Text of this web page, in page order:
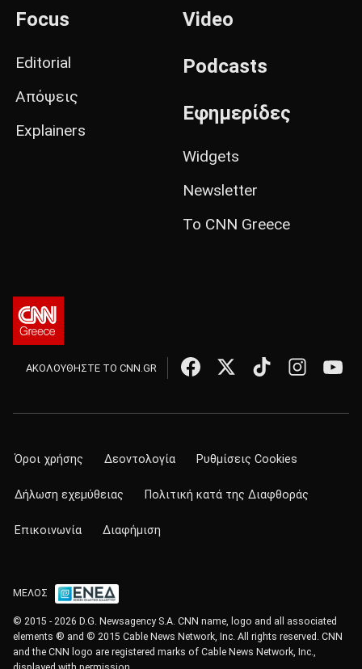
Focus
Editorial
Απόψεις
Explainers
Video
Podcasts
Εφημερίδες
Widgets
Newsletter
Το CNN Greece
ΑΚΟΛΟΥΘΗΣΤΕ ΤΟ CNN.GR
Όροι χρήσης Δεοντολογία Ρυθμίσεις Cookies
Δήλωση εχεμύθειας Πολιτική κατά της Διαφθοράς
Επικοινωνία Διαφήμιση
ΜΕΛΟΣ
© 2015 - 2026 D.G. Newsagency S.A. CNN name, logo and all associated
elements ® and © 2015 Cable News Network, Inc. All rights reserved. CNN
and the CNN logo are registered marks of Cable News Network, Inc.,